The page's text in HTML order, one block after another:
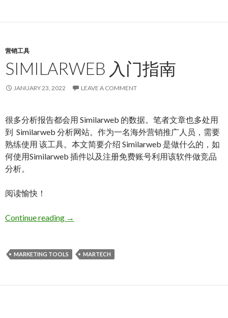
营销工具
SIMILARWEB 入门指南
JANUARY 23, 2022 LEAVE A COMMENT
很多分析报告都会用 Similarweb 的数据。笔者文章也多处用
到 Similarweb 分析网站。作为一名海外营销推广人员，需要
熟练使用 该工具。本文简要介绍 Similarweb 是做什么的，如
何使用Similarweb 插件以及注册免费账号利用该软件做竞品
分析。
阅读愉快！
Continue reading Similarweb 入门指南
→
MARKETING TOOLS MARTECH